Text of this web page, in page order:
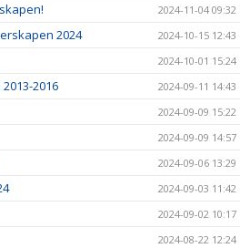
2024-11-04 09:32
2024 2024-10-15 12:43
2024-10-01 15:24
2016 2024-09-11 14:43
2024-09-09 15:22
2024-09-09 14:57
2024-09-06 13:29
2024-09-03 11:42
2024-09-02 10:17
2024-08-22 12:24